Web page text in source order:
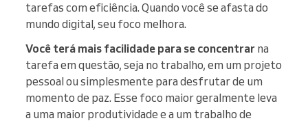
tarefas com eficiência. Quando você se afasta do
mundo digital, seu foco melhora.
Você terá mais facilidade para se concentrar na
tarefa em questão, seja no trabalho, em um projeto
pessoal ou simplesmente para desfrutar de um
momento de paz. Esse foco maior geralmente leva
a uma maior produtividade e a um trabalho de